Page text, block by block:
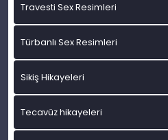
Travesti Sex Resimleri
Türbanlı Sex Resimleri
Sikiş Hikayeleri
Tecavüz hikayeleri